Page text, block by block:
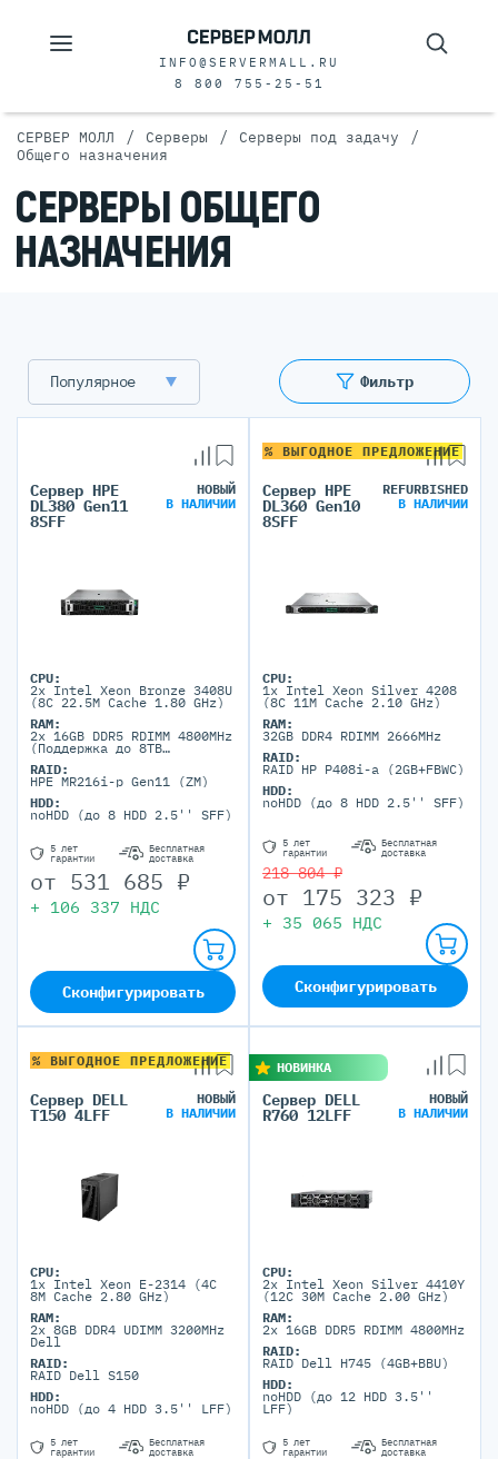
INFO@SERVERMALL.RU
8 800 755-25-51
СЕРВЕР МОЛЛ / Серверы / Серверы под задачу /
Общего назначения
СЕРВЕРЫ ОБЩЕГО
НАЗНАЧЕНИЯ
Фильтр
Популярное
Сервер HPE
DL380 Gen11
8SFF
НОВЫЙ
В НАЛИЧИИ
CPU:
2x Intel Xeon Bronze 3408U
(8C 22.5M Cache 1.80 GHz)
RAM:
2x 16GB DDR5 RDIMM 4800MHz
(Поддержка до 8TB
портов)
RAID:
HPE MR216i-p Gen11 (ZM)
HDD:
noHDD (до 8 HDD 2.5'' SFF)
5 лет
гарантии
Бесплатная
доставка
от 531 685 ₽
+ 106 337 НДС
Сконфигурировать
% ВЫГОДНОЕ ПРЕДЛОЖЕНИЕ
Сервер HPE
DL360 Gen10
8SFF
REFURBISHED
В НАЛИЧИИ
CPU:
1x Intel Xeon Silver 4208
(8C 11M Cache 2.10 GHz)
RAM:
32GB DDR4 RDIMM 2666MHz
RAID:
RAID HP P408i-a (2GB+FBWC)
HDD:
noHDD (до 8 HDD 2.5'' SFF)
5 лет
гарантии
Бесплатная
доставка
218 804 ₽
от 175 323 ₽
+ 35 065 НДС
Сконфигурировать
% ВЫГОДНОЕ ПРЕДЛОЖЕНИЕ
Сервер DELL
T150 4LFF
НОВЫЙ
В НАЛИЧИИ
CPU:
1x Intel Xeon E-2314 (4C
8M Cache 2.80 GHz)
RAM:
2x 8GB DDR4 UDIMM 3200MHz
Dell
RAID:
RAID Dell S150
HDD:
noHDD (до 4 HDD 3.5'' LFF)
5 лет
гарантии
Бесплатная
доставка
НОВИНКА
Сервер DELL
R760 12LFF
НОВЫЙ
В НАЛИЧИИ
CPU:
2x Intel Xeon Silver 4410Y
(12C 30M Cache 2.00 GHz)
RAM:
2x 16GB DDR5 RDIMM 4800MHz
RAID:
RAID Dell H745 (4GB+BBU)
HDD:
noHDD (до 12 HDD 3.5''
LFF)
5 лет
гарантии
Бесплатная
доставка